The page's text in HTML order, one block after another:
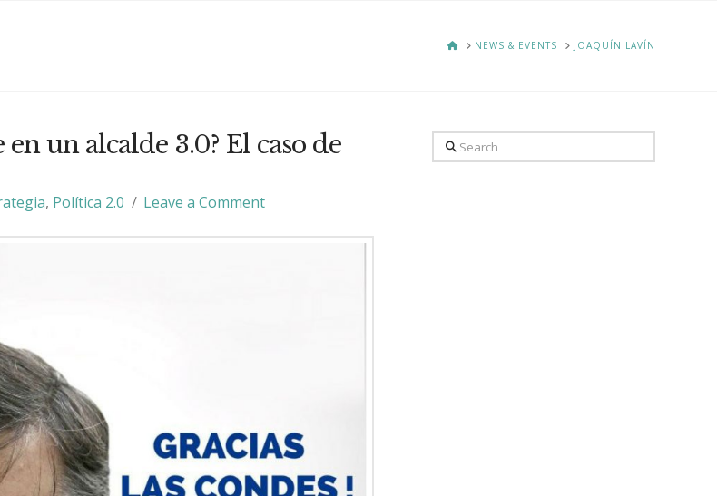
HOMENEWS & EVENTS JOAQUÍN LAVÍN
un alcalde 3.0? El caso de
, Política 2.0 Leave a Comment
Search